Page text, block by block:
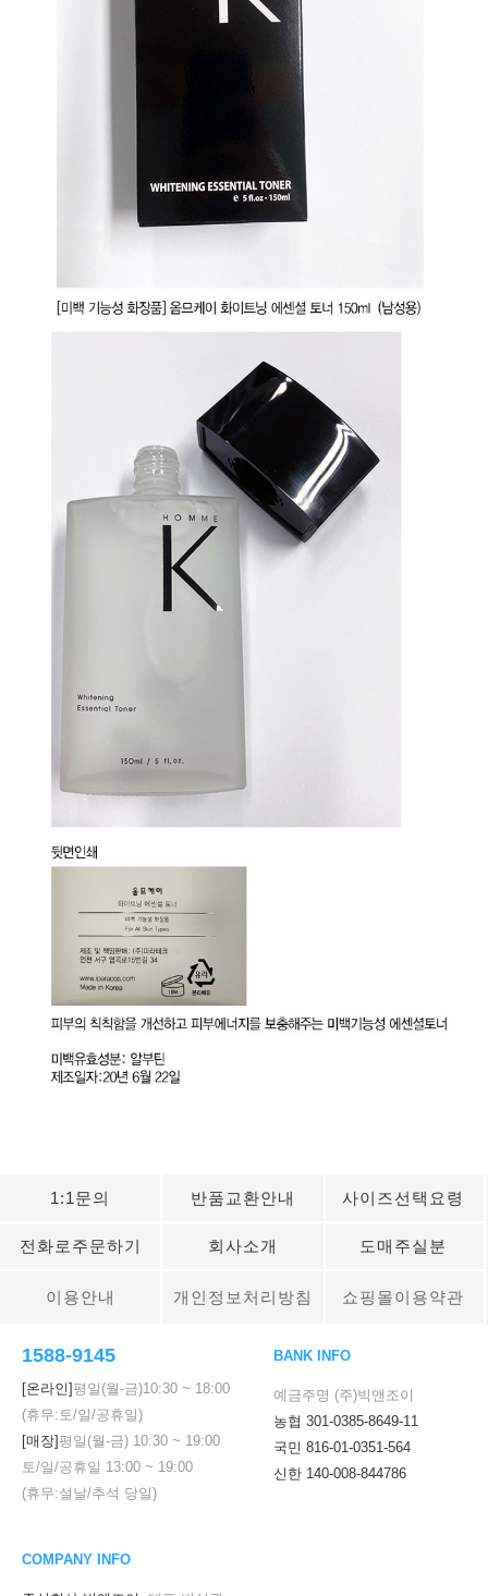
1:1문의 반품교환안내 사이즈선택요령
전화로주문하기 회사소개 도매주실분
이용안내 개인정보처리방침 쇼핑몰이용약관
1588-9145
[온라인] 평일(월-금)10:30 ~ 18:00
(휴무:토/일/공휴일)
[매장] 평일(월-금) 10:30 ~ 19:00
토/일/공휴일 13:00 ~ 19:00
(휴무:설날/추석 당일)
BANK INFO
예금주명 (주)빅앤조이
농협 301-0385-8649-11
국민 816-01-0351-564
신한 140-008-844786
COMPANY INFO